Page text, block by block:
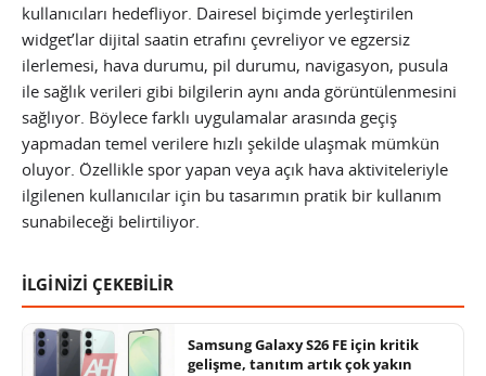
kullanıcıları hedefliyor. Dairesel biçimde yerleştirilen
widget’lar dijital saatin etrafını çevreliyor ve egzersiz
ilerlemesi, hava durumu, pil durumu, navigasyon, pusula
ile sağlık verileri gibi bilgilerin aynı anda görüntülenmesini
sağlıyor. Böylece farklı uygulamalar arasında geçiş
yapmadan temel verilere hızlı şekilde ulaşmak mümkün
oluyor. Özellikle spor yapan veya açık hava aktiviteleriyle
ilgilenen kullanıcılar için bu tasarımın pratik bir kullanım
sunabileceği belirtiliyor.
İLGİNİZİ ÇEKEBİLİR
Samsung Galaxy S26 FE için kritik
gelişme, tanıtım artık çok yakın